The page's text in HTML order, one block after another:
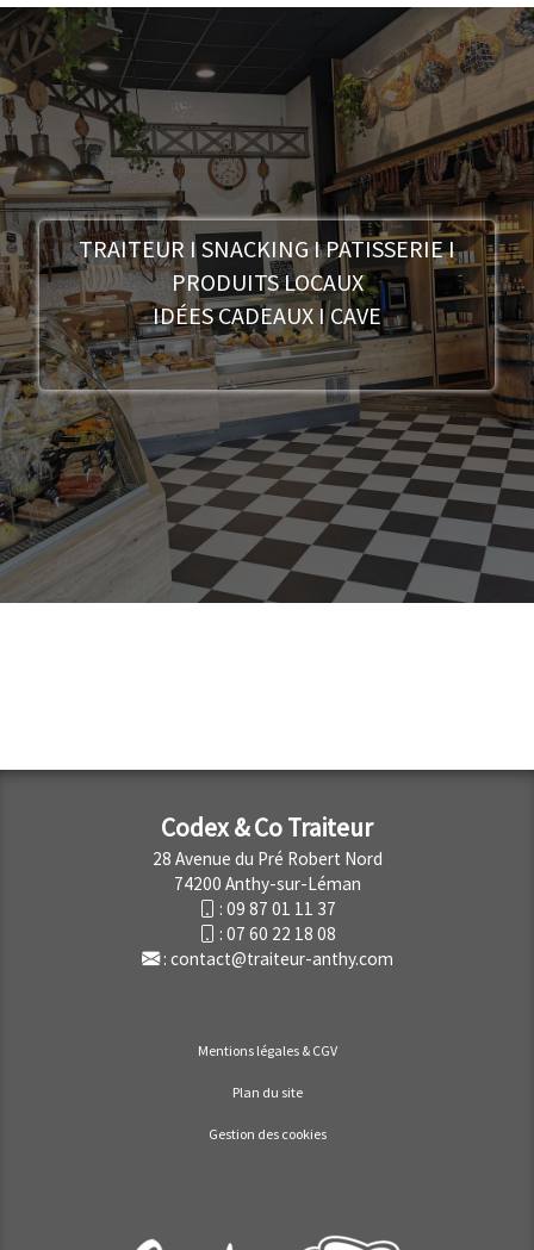
TRAITEUR I SNACKING I PATISSERIE I
PRODUITS LOCAUX
IDÉES CADEAUX I CAVE
Codex & Co Traiteur
28 Avenue du Pré Robert Nord
74200 Anthy-sur-Léman
: 09 87 01 11 37
: 07 60 22 18 08
: contact@traiteur-anthy.com
Mentions légales & CGV
Plan du site
Gestion des cookies